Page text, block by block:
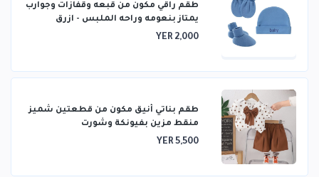
طقم راقي مكون من قبعه وقفازات وجوارب
يمتاز بنعومه وراحه الملبس - ازرق
YER 2,000
طقم بناتي أنيق مكون من قطعتين شميز
منقط مزين بفيونكة وشورت
YER 5,500